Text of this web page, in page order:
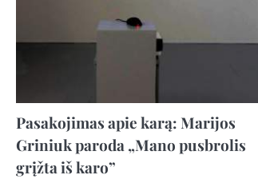
Pasakojimas apie karą: Marijos
Griniuk paroda „Mano pusbrolis
grįžta iš karo”